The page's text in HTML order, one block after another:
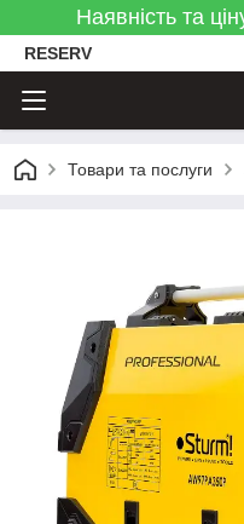
Наявність та
RESERV
Товари та послуги